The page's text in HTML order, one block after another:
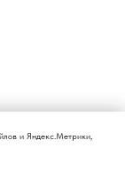
и Яндекс.Метрики,